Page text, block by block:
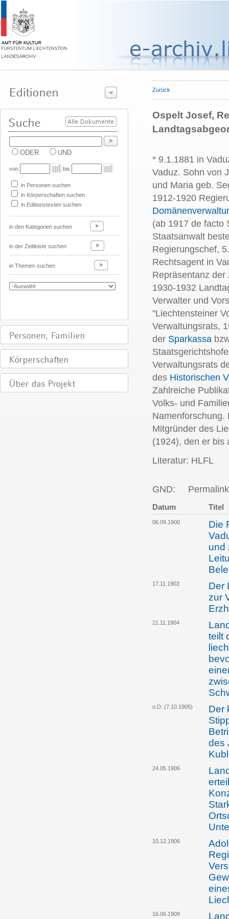
ODER UND
von bis
in Personen suchen
in Körperschaften suchen
in Editionstexten suchen
in den Kategorien suchen
in der Zeitleiste suchen
in Themen suchen
Zurück
Ospelt Josef,
* 9.1.1881 in
Vaduz. Sohn von
und Maria geb.
1912-1920
(ab 1917 de facto
Staatsanwalt
Regierungschef,
Rechtsagent in
Repräsentanz der
1930-1932
Verwalter und
"Liechtensteiner
Verwaltungsrats,
der Sparkassa
Verwaltungsrats
des Historischen
Zahlreiche
Volks- und
Mitgründer des
(1924), den er bis
Literatur: HLFL
GND:
Datum Titel
06.09.1900
Die
und
17.11.1902
Der
zur
21.11.1904
teilt
o.D. (7.10.1905)
Der
des
24.05.1906
10.12.1906
16.06.1909